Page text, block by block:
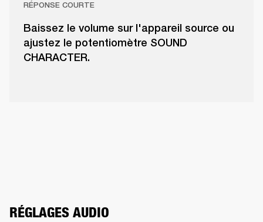
RÉPONSE COURTE
Baissez le volume sur l'appareil source ou
ajustez le potentiomètre SOUND
CHARACTER.
RÉGLAGES AUDIO